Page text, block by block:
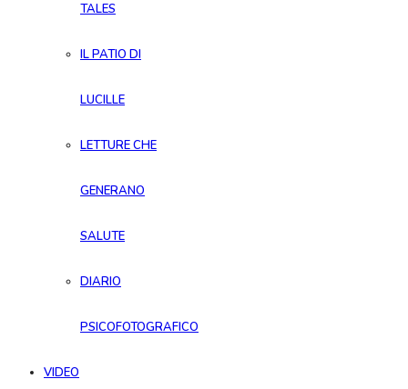
TALES
IL PATIO DI
LUCILLE
LETTURE CHE
GENERANO
SALUTE
DIARIO
PSICOFOTOGRAFICO
VIDEO